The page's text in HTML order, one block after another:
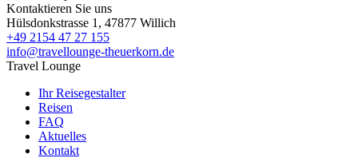
Kontaktieren Sie uns
Hülsdonkstrasse 1, 47877 Willich
+49 2154 47 27 155
info@travellounge-theuerkorn.de
Travel Lounge
Ihr Reisegestalter
Reisen
FAQ
Aktuelles
Kontakt